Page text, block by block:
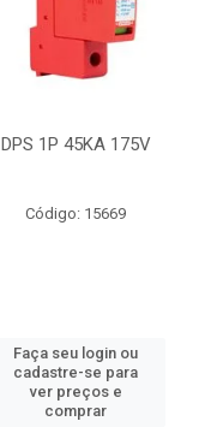
DPS 1P 45KA 175V
Código: 15669
Faça seu login ou
cadastre-se para
ver preços e
comprar